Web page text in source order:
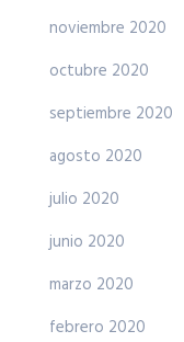
noviembre 2020
octubre 2020
septiembre 2020
agosto 2020
julio 2020
junio 2020
marzo 2020
febrero 2020